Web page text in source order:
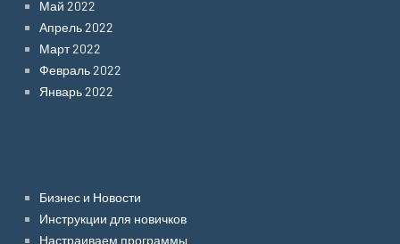
Май 2022
Апрель 2022
Март 2022
Февраль 2022
Январь 2022
Бизнес и Новости
Инструкции для новичков
Настраиваем программы